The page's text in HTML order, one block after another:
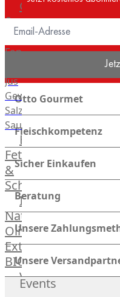
Desserts
Gewürze
&
Saucen
Fonds
Jus
Gewürze
Salz
Saucen
Butter,
Fett
&
Schmalz
ItalianBar
Natives
Olivenöl
Extra
BIO
Veggie
Hardware
Events
Otto Gourmet
Fleischkompetenz
Sicher Einkaufen
Beratung
Unsere
Unsere